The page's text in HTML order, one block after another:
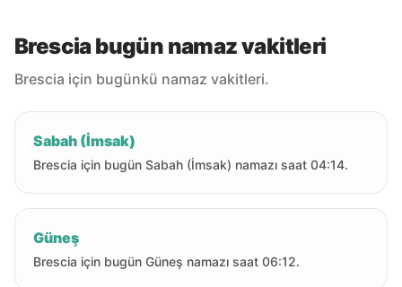
Brescia bugün namaz vakitleri
Brescia için bugünkü namaz vakitleri.
Sabah (İmsak)
Brescia için bugün Sabah (İmsak) namazı saat 04:14.
Güneş
Brescia için bugün Güneş namazı saat 06:12.